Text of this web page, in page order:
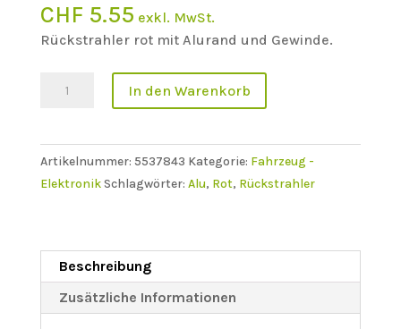
CHF 5.55 exkl. MwSt.
Rückstrahler rot mit Alurand und Gewinde.
Rückstrahler
Menge
In den Warenkorb
Artikelnummer: 5537843 Kategorie: Fahrzeug -
ElektronikSchlagwörter: Alu, Rot, Rückstrahler
Beschreibung
Zusätzliche Informationen